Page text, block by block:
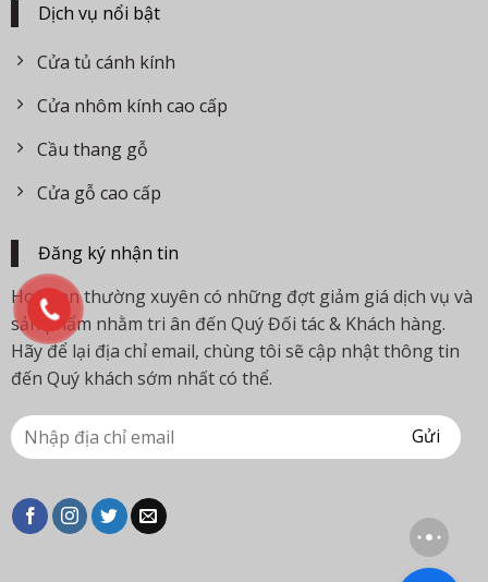
Dịch vụ nổi bật
Cửa tủ cánh kính
Cửa nhôm kính cao cấp
Cầu thang gỗ
Cửa gỗ cao cấp
Đăng ký nhận tin
Hoa Sen thường xuyên có những đợt giảm giá dịch vụ và
sản phẩm nhằm tri ân đến Quý Đối tác & Khách hàng.
Hãy để lại địa chỉ email, chùng tôi sẽ cập nhật thông tin
đến Quý khách sớm nhất có thể.